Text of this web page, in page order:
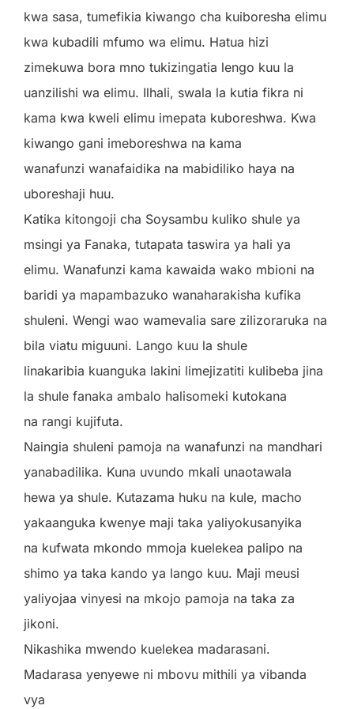
kwa sasa, tumefikia kiwango cha kuiboresha elimu
kwa kubadili mfumo wa elimu. Hatua hizi
zimekuwa bora mno tukizingatia lengo kuu la
uanzilishi wa elimu. Ilhali, swala la kutia fikra ni
kama kwa kweli elimu imepata kuboreshwa. Kwa
kiwango gani imeboreshwa na kama
wanafunzi wanafaidika na mabidiliko haya na
uboreshaji huu.
Katika kitongoji cha Soysambu kuliko shule ya
msingi ya Fanaka, tutapata taswira ya hali ya
elimu. Wanafunzi kama kawaida wako mbioni na
baridi ya mapambazuko wanaharakisha kufika
shuleni. Wengi wao wamevalia sare zilizoraruka na
bila viatu miguuni. Lango kuu la shule
linakaribia kuanguka lakini limejizatiti kulibeba jina
la shule fanaka ambalo halisomeki kutokana
na rangi kujifuta.
Naingia shuleni pamoja na wanafunzi na mandhari
yanabadilika. Kuna uvundo mkali unaotawala
hewa ya shule. Kutazama huku na kule, macho
yakaanguka kwenye maji taka yaliyokusanyika
na kufwata mkondo mmoja kuelekea palipo na
shimo ya taka kando ya lango kuu. Maji meusi
yaliyojaa vinyesi na mkojo pamoja na taka za
jikoni.
Nikashika mwendo kuelekea madarasani.
Madarasa yenyewe ni mbovu mithili ya vibanda
vya